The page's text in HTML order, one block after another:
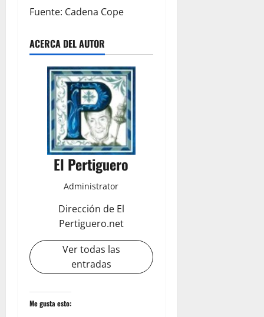
Fuente: Cadena Cope
ACERCA DEL AUTOR
El Pertiguero
Administrator
Dirección de El
Pertiguero.net
Ver todas las
entradas
Me gusta esto: